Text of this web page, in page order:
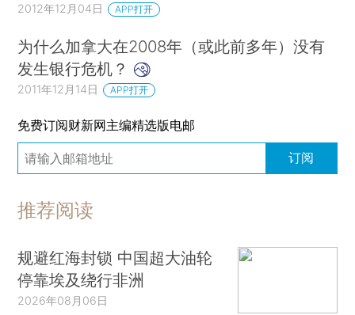
2012年12月04日 APP打开
为什么加拿大在2008年（或此前多年）没有
发生银行危机？
2011年12月14日 APP打开
免费订阅财新网主编精选版电邮
订阅
推荐阅读
规避红海封锁 中国超大油轮
停靠埃及绕行非洲
2026年08月06日